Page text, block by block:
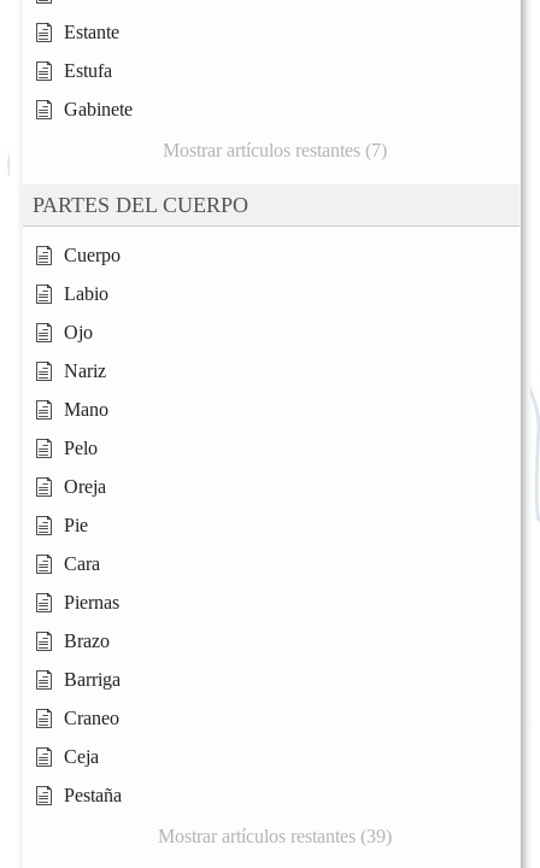
Estante
Estufa
Gabinete
Mostrar artículos restantes (7)
PARTES DEL CUERPO
Cuerpo
Labio
Ojo
Nariz
Mano
Pelo
Oreja
Pie
Cara
Piernas
Brazo
Barriga
Craneo
Ceja
Pestaña
Mostrar artículos restantes (39)